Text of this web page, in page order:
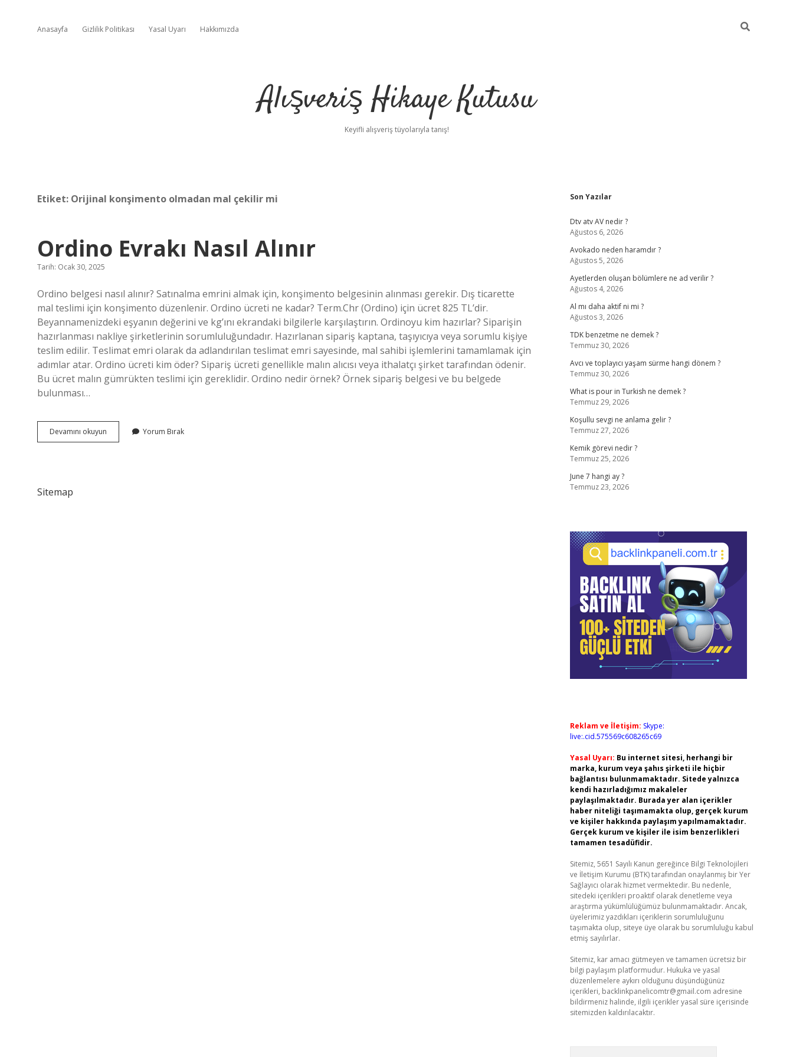
Anasayfa Gizlilik Politikası Yasal Uyarı Hakkımızda
Alışveriş Hikaye Kutusu
Keyifli alışveriş tüyolarıyla tanış!
Etiket: Orijinal konşimento olmadan mal çekilir mi
Ordino Evrakı Nasıl Alınır
Tarih: Ocak 30, 2025
Ordino belgesi nasıl alınır? Satınalma emrini almak için, konşimento belgesinin alınması gerekir. Dış ticarette
mal teslimi için konşimento düzenlenir. Ordino ücreti ne kadar? Term.Chr (Ordino) için ücret 825 TL’dir.
Beyannamenizdeki eşyanın değerini ve kg’ını ekrandaki bilgilerle karşılaştırın. Ordinoyu kim hazırlar? Siparişin
hazırlanması nakliye şirketlerinin sorumluluğundadır. Hazırlanan sipariş kaptana, taşıyıcıya veya sorumlu kişiye
teslim edilir. Teslimat emri olarak da adlandırılan teslimat emri sayesinde, mal sahibi işlemlerini tamamlamak için
adımlar atar. Ordino ücreti kim öder? Sipariş ücreti genellikle malın alıcısı veya ithalatçı şirket tarafından ödenir.
Bu ücret malın gümrükten teslimi için gereklidir. Ordino nedir örnek? Örnek sipariş belgesi ve bu belgede
bulunması…
Devamını okuyun
Evrakı
Yorum Bırak
Sitemap
Sidebar
Son Yazılar
Dtv atv AV nedir ?
Ağustos 6, 2026
Avokado neden haramdır ?
Ağustos 5, 2026
Ayetlerden oluşan bölümlere ne ad verilir ?
Ağustos 4, 2026
Al mı daha aktif ni mi ?
Ağustos 3, 2026
TDK benzetme ne demek ?
Temmuz 30, 2026
Avcı ve toplayıcı yaşam sürme hangi dönem ?
Temmuz 30, 2026
What is pour in Turkish ne demek ?
Temmuz 29, 2026
Koşullu sevgi ne anlama gelir ?
Temmuz 27, 2026
Kemik görevi nedir ?
Temmuz 25, 2026
June 7 hangi ay ?
Temmuz 23, 2026
Reklam ve İletişim: Skype:
live:.cid.575569c608265c69
Yasal Uyarı: Bu internet sitesi, herhangi bir
marka, kurum veya şahıs şirketi ile hiçbir
bağlantısı bulunmamaktadır. Sitede yalnızca
kendi hazırladığımız makaleler
paylaşılmaktadır. Burada yer alan içerikler
haber niteliği taşımamakta olup, gerçek kurum
ve kişiler hakkında paylaşım yapılmamaktadır.
Gerçek kurum ve kişiler ile isim benzerlikleri
tamamen tesadüfidir.
Sitemiz, 5651 Sayılı Kanun gereğince Bilgi Teknolojileri
ve İletişim Kurumu (BTK) tarafından onaylanmış bir Yer
Sağlayıcı olarak hizmet vermektedir. Bu nedenle,
sitedeki içerikleri proaktif olarak denetleme veya
araştırma yükümlülüğümüz bulunmamaktadır. Ancak,
üyelerimiz yazdıkları içeriklerin sorumluluğunu
taşımakta olup, siteye üye olarak bu sorumluluğu kabul
etmiş sayılırlar.
Sitemiz, kar amacı gütmeyen ve tamamen ücretsiz bir
bilgi paylaşım platformudur. Hukuka ve yasal
düzenlemelere aykırı olduğunu düşündüğünüz
içerikleri, backlinkpanelicomtr@gmail.com adresine
bildirmeniz halinde, ilgili içerikler yasal süre içerisinde
sitemizden kaldırılacaktır.